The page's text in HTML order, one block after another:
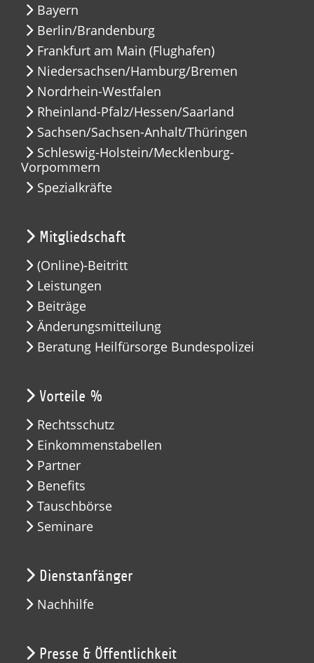
Bayern
Berlin/Brandenburg
Frankfurt am Main (Flughafen)
Niedersachsen/Hamburg/Bremen
Nordrhein-Westfalen
Rheinland-Pfalz/Hessen/Saarland
Sachsen/Sachsen-Anhalt/Thüringen
Schleswig-Holstein/Mecklenburg-
Vorpommern
Spezialkräfte
Mitgliedschaft
(Online)-Beitritt
Leistungen
Beiträge
Änderungsmitteilung
Beratung Heilfürsorge Bundespolizei
Vorteile %
Rechtsschutz
Einkommenstabellen
Partner
Benefits
Tauschbörse
Seminare
Dienstanfänger
Nachhilfe
Presse & Öffentlichkeit